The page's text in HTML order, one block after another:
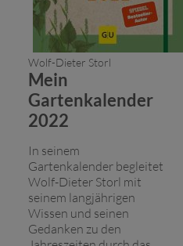
Wolf-Dieter Storl
Mein
Gartenkalender
2022
In seinem
Gartenkalender begleitet
Wolf-Dieter Storl mit
seinem langjährigen
Wissen und seinen
Gedanken zu den